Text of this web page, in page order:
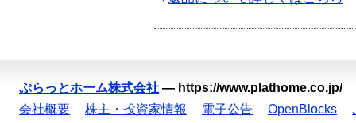
ぷらっとホーム株式会社 — https://www.plathome.co.jp/
会社概要
株主・投資家情報 電子公告 OpenBlocks